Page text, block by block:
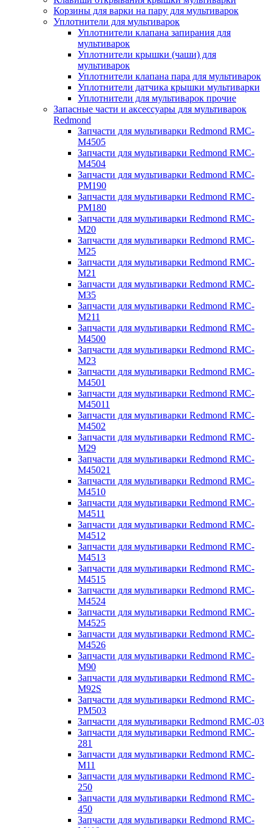
Корзины для варки на пару для мультиварок
Уплотнители для мультиварок
Уплотнители клапана запирания для
мультиварок
Уплотнители крышки (чаши) для
мультиварок
Уплотнители клапана пара для мультиварок
Уплотнители датчика крышки мультиварки
Уплотнители для мультиварок прочие
Запасные части и аксессуары для мультиварок
Redmond
Запчасти для мультиварки Redmond RMC-
M4505
Запчасти для мультиварки Redmond RMC-
M4504
Запчасти для мультиварки Redmond RMC-
PM190
Запчасти для мультиварки Redmond RMC-
PM180
Запчасти для мультиварки Redmond RMC-
M20
Запчасти для мультиварки Redmond RMC-
M25
Запчасти для мультиварки Redmond RMC-
M21
Запчасти для мультиварки Redmond RMC-
M35
Запчасти для мультиварки Redmond RMC-
M211
Запчасти для мультиварки Redmond RMC-
M4500
Запчасти для мультиварки Redmond RMC-
M23
Запчасти для мультиварки Redmond RMC-
M4501
Запчасти для мультиварки Redmond RMC-
M45011
Запчасти для мультиварки Redmond RMC-
M4502
Запчасти для мультиварки Redmond RMC-
M29
Запчасти для мультиварки Redmond RMC-
M45021
Запчасти для мультиварки Redmond RMC-
M4510
Запчасти для мультиварки Redmond RMC-
M4511
Запчасти для мультиварки Redmond RMC-
M4512
Запчасти для мультиварки Redmond RMC-
M4513
Запчасти для мультиварки Redmond RMC-
M4515
Запчасти для мультиварки Redmond RMC-
M4524
Запчасти для мультиварки Redmond RMC-
M4525
Запчасти для мультиварки Redmond RMC-
M4526
Запчасти для мультиварки Redmond RMC-
M90
Запчасти для мультиварки Redmond RMC-
M92S
Запчасти для мультиварки Redmond RMC-
PM503
Запчасти для мультиварки Redmond RMC-03
Запчасти для мультиварки Redmond RMC-
281
Запчасти для мультиварки Redmond RMC-
M11
Запчасти для мультиварки Redmond RMC-
250
Запчасти для мультиварки Redmond RMC-
450
Запчасти для мультиварки Redmond RMC-